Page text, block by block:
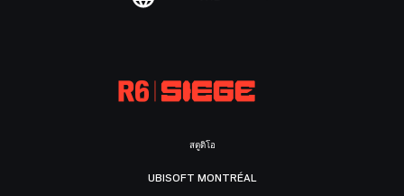
สตูดิโอ
UBISOFT MONTRÉAL